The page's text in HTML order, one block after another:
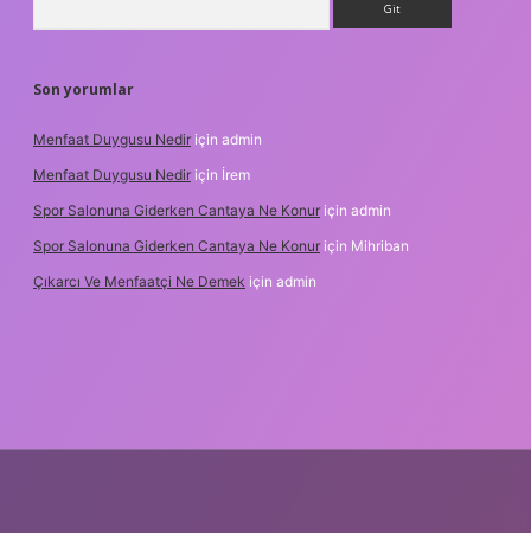
Son yorumlar
Menfaat Duygusu Nedir için admin
Menfaat Duygusu Nedir için İrem
Spor Salonuna Giderken Cantaya Ne Konur için admin
Spor Salonuna Giderken Cantaya Ne Konur için Mihriban
Çıkarcı Ve Menfaatçi Ne Demek için admin